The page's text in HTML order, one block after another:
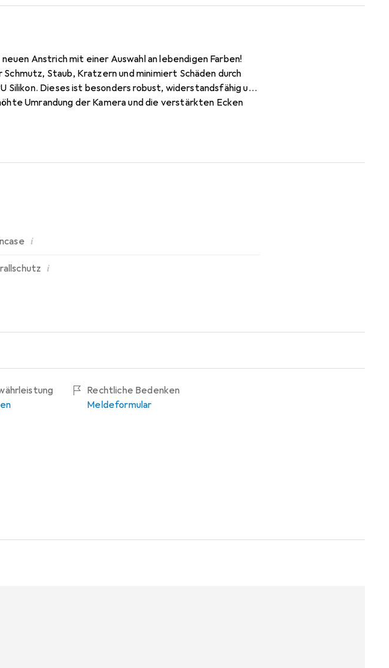
Anstrich mit einer Auswahl an lebendigen Farben!
Staub, Kratzern und minimiert Schäden durch
Silikon. Dieses ist besonders robust, widerstandsfähig und
Umrandung der Kamera und die verstärkten Ecken
das Case. Smartphone und weiteres Zubehör sind nicht
i
i
Rechtliche Bedenken
Meldeformular